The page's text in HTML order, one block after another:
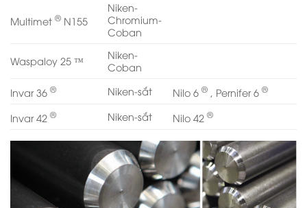
Multimet ® N155
Niken-
Chromium-
Coban
Waspaloy 25 ™
Niken-
Coban
Invar 36 ® Niken-sắt Nilo 6® , Pernifer 6®
Invar 42 ® Niken-sắt Nilo 42®